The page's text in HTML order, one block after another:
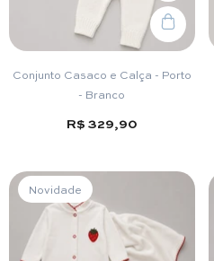
Conjunto Casaco e Calça - Porto
- Branco
R$ 329,90
Novidade